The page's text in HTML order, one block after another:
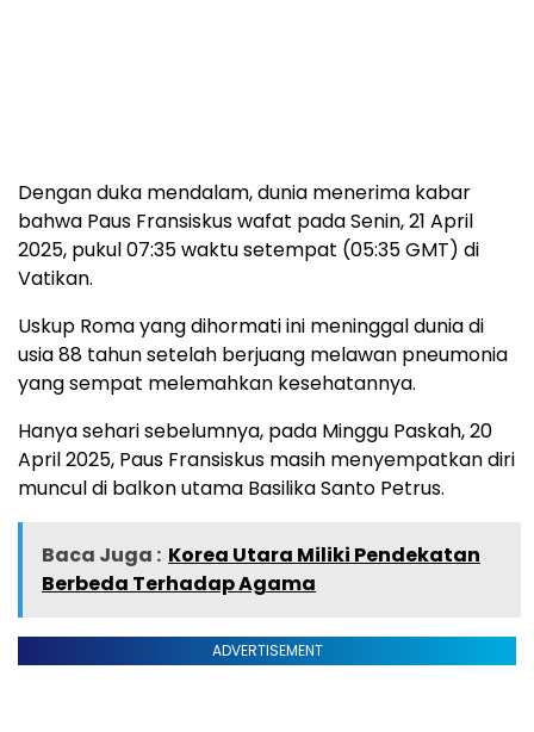
Dengan duka mendalam, dunia menerima kabar
bahwa Paus Fransiskus wafat pada Senin, 21 April
2025, pukul 07:35 waktu setempat (05:35 GMT) di
Vatikan.
Uskup Roma yang dihormati ini meninggal dunia di
usia 88 tahun setelah berjuang melawan pneumonia
yang sempat melemahkan kesehatannya.
Hanya sehari sebelumnya, pada Minggu Paskah, 20
April 2025, Paus Fransiskus masih menyempatkan diri
muncul di balkon utama Basilika Santo Petrus.
Baca Juga : Korea Utara Miliki Pendekatan
Berbeda Terhadap Agama
ADVERTISEMENT